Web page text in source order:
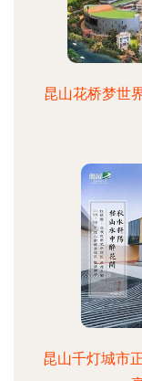
昆山花桥梦世
昆山千灯城市